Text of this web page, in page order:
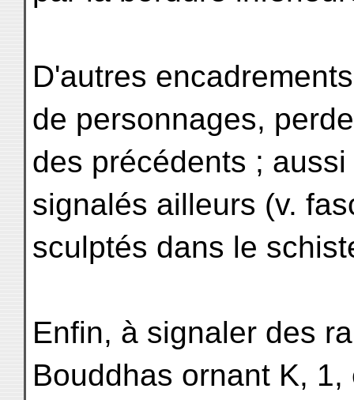
D'autres
de personnages,
des précédents ;
signalés ailleurs (v.
sculptés dans le
Enfin, à signaler des
Bouddhas ornant K,